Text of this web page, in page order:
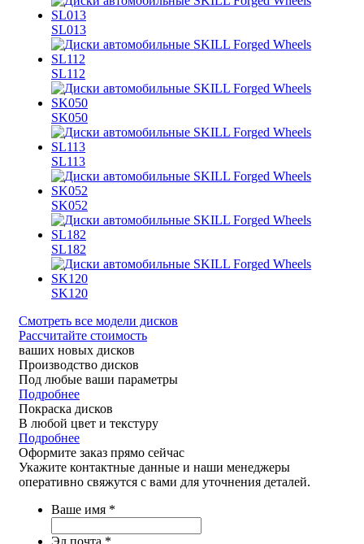
SL013
SL112
SK050
SL113
SK052
SL182
SK120
Смотреть все модели дисков
Рассчитайте стоимость
ваших новых дисков
Производство дисков
Под любые ваши параметры
Подробнее
Покраска дисков
В любой цвет и текстуру
Подробнее
Оформите заказ прямо сейчас
Укажите контактные данные и наши менеджеры
оперативно свяжутся с вами для уточнения деталей.
Ваше имя *
Эл.почта *